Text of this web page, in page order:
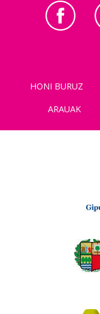
HONI BURUZ
ARAUAK